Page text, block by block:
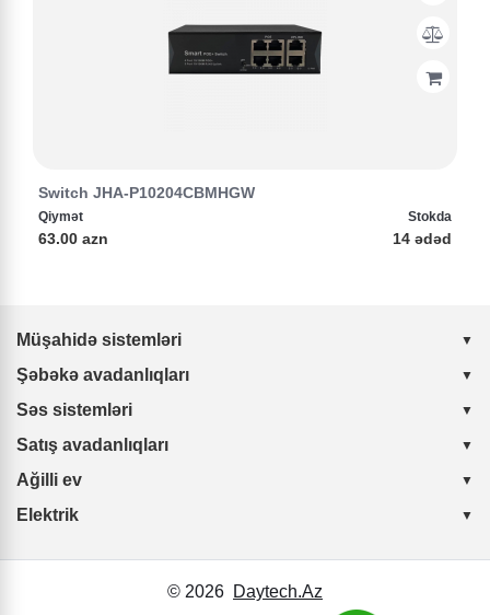
Switch JHA-P10204CBMHGW
Qiymət
63.00 azn
Stokda
14 ədəd
Müşahidə sistemləri
Şəbəkə avadanlıqları
Səs sistemləri
Satış avadanlıqları
Ağilli ev
Elektrik
© 2026 Daytech.Az